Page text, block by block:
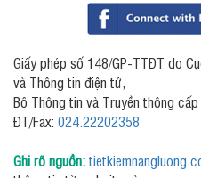
Giấy phép số 148/GP-TTĐT do
và Thông tin điện tử,
Bộ Thông tin và Truyền thông
ĐT/Fax: 024.22202358
Ghi rõ nguồn: